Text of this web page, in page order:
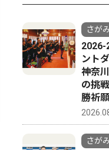
トップニ
さが
2026-
ント
神奈
の挑
勝祈願
さが